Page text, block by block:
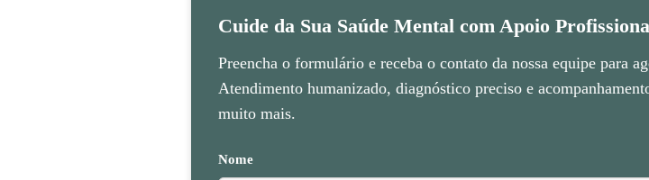
Cuide da Sua Saúde Mental com Apoio
Preencha o formulário e receba o contato da nossa equipe para
Atendimento humanizado, diagnóstico preciso e
muito mais.
Nome